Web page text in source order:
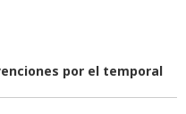
por el temporal